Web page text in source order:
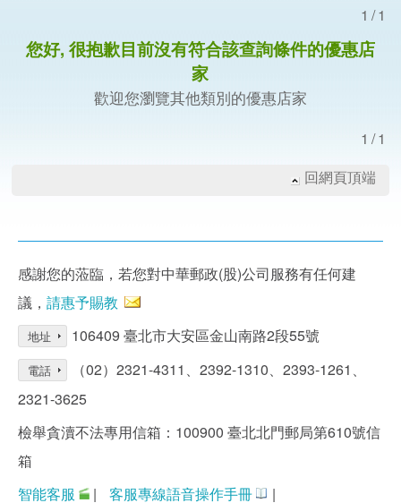
1/1
您好, 很抱歉目前沒有符合該查詢條件的優惠店
家
歡迎您瀏覽其他類別的優惠店家
1/1
回網頁頂端
感謝您的蒞臨，若您對中華郵政(股)公司服務有任何建
議， 請惠予賜教
地址 106409 臺北市大安區金山南路2段55號
電話
（02）2321-4311、2392-1310、2393-1261、
2321-3625
檢舉貪瀆不法專用信箱：100900 臺北北門郵局第610號信
箱
智能客服
| 客服專線語音操作手冊 |